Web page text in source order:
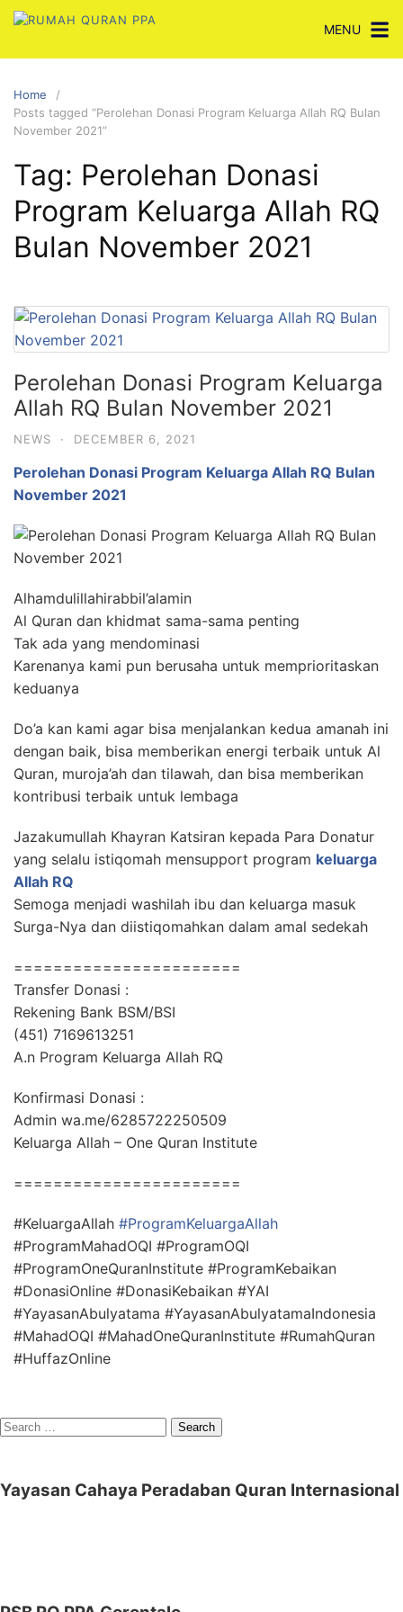
Skip
content
MENU
Home
Posts tagged “Perolehan Donasi Program Keluarga Allah RQ Bulan
November 2021”
Tag: Perolehan Donasi
Program Keluarga Allah RQ
Bulan November 2021
Perolehan Donasi Program Keluarga
Allah RQ Bulan November 2021
NEWS · DECEMBER 6, 2021
Perolehan Donasi Program Keluarga Allah RQ Bulan
November 2021
Alhamdulillahirabbil’alamin
Al Quran dan khidmat sama-sama penting
Tak ada yang mendominasi
Karenanya kami pun berusaha untuk memprioritaskan
keduanya
Do’a kan kami agar bisa menjalankan kedua amanah ini
dengan baik, bisa memberikan energi terbaik untuk Al
Quran, muroja’ah dan tilawah, dan bisa memberikan
kontribusi terbaik untuk lembaga
Jazakumullah Khayran Katsiran kepada Para Donatur
yang selalu istiqomah mensupport program keluarga
Allah RQ
Semoga menjadi washilah ibu dan keluarga masuk
Surga-Nya dan diistiqomahkan dalam amal sedekah
=======================
Transfer Donasi :
Rekening Bank BSM/BSI
(451) 7169613251
A.n Program Keluarga Allah RQ
Konfirmasi Donasi :
Admin wa.me/6285722250509
Keluarga Allah – One Quran Institute
=======================
#KeluargaAllah #ProgramKeluargaAllah
#ProgramMahadOQI #ProgramOQI
#ProgramOneQuranInstitute #ProgramKebaikan
#DonasiOnline #DonasiKebaikan #YAI
#YayasanAbulyatama #YayasanAbulyatamaIndonesia
#MahadOQI #MahadOneQuranInstitute #RumahQuran
#HuffazOnline
Search
Yayasan Cahaya Peradaban Quran Internasional